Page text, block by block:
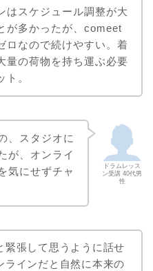
はスケジュール調整が大
が多かったが、comeet
ロなので続けやすい。着
量の荷物を持ち運ぶ必要
ト。
ドラムレッス
ン受講 40代男
性
、スタジオに
が、オンライ
気にせずチャ
緊張して思うように話せ
ラインだと自然に本来の